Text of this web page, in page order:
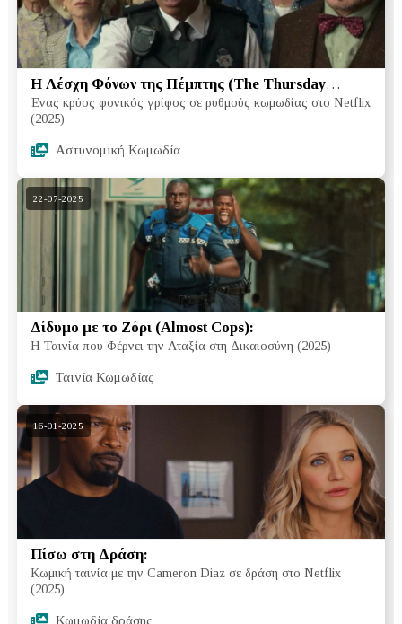
Η Λέσχη Φόνων της Πέμπτης (The Thursday
Murder Club):
Ένας κρύος φονικός γρίφος σε ρυθμούς κωμωδίας στο Netflix
(2025)
Αστυνομική Κωμωδία
Δίδυμο με το Ζόρι (Almost Cops):
Η Ταινία που Φέρνει την Αταξία στη Δικαιοσύνη (2025)
Ταινία Κωμωδίας
22-07-2025
Πίσω στη Δράση:
Kωμική ταινία με την Cameron Diaz σε δράση στο Netflix
(2025)
Κωμωδία δράσης
16-01-2025